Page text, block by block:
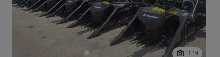
1 / 6